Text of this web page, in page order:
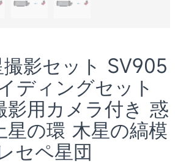
影セット SV905
ディングセット
影用カメラ付き 惑
星の環 木星の縞模
セペ星団